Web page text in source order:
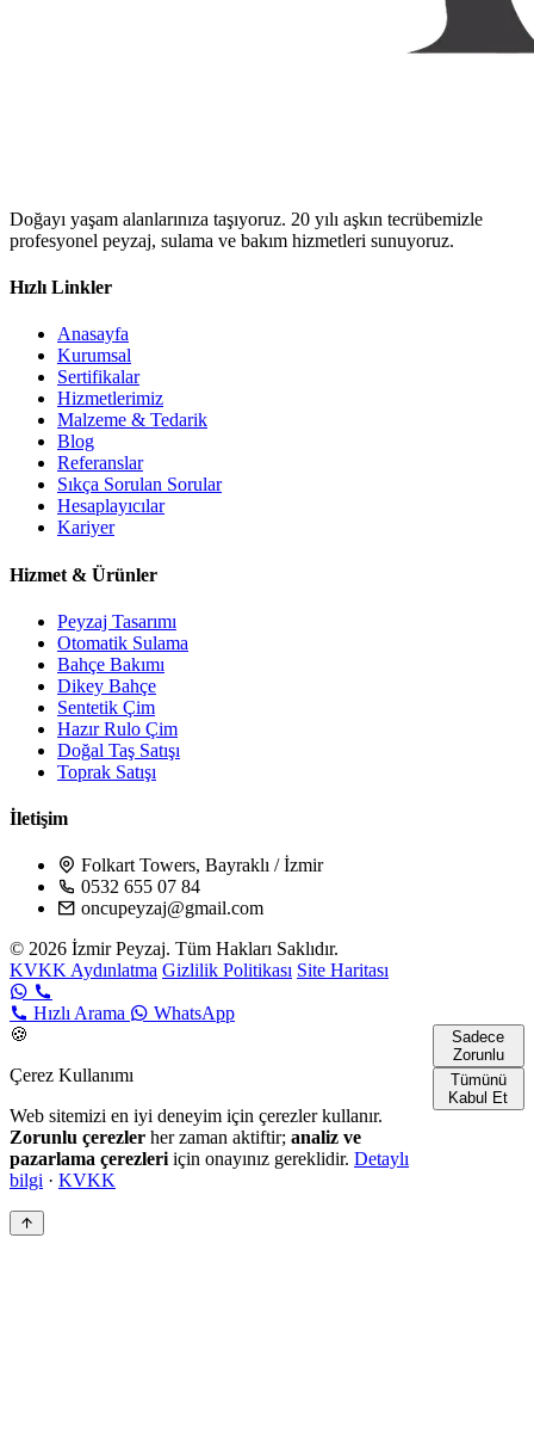
Doğayı yaşam alanlarınıza taşıyoruz. 20 yılı aşkın tecrübemizle
profesyonel peyzaj, sulama ve bakım hizmetleri sunuyoruz.
Hızlı Linkler
Anasayfa
Kurumsal
Sertifikalar
Hizmetlerimiz
Malzeme & Tedarik
Blog
Referanslar
Sıkça Sorulan Sorular
Hesaplayıcılar
Kariyer
Hizmet & Ürünler
Peyzaj Tasarımı
Otomatik Sulama
Bahçe Bakımı
Dikey Bahçe
Sentetik Çim
Hazır Rulo Çim
Doğal Taş Satışı
Toprak Satışı
İletişim
Folkart Towers, Bayraklı / İzmir
0532 655 07 84
oncupeyzaj@gmail.com
© 2026 İzmir Peyzaj. Tüm Hakları Saklıdır.
KVKK Aydınlatma Gizlilik Politikası Site Haritası
Hızlı Arama
WhatsApp
🍪
Çerez Kullanımı
Web sitemizi en iyi deneyim için çerezler kullanır.
Zorunlu çerezler her zaman aktiftir; analiz ve
pazarlama çerezleri için onayınız gereklidir. Detaylı
bilgi · KVKK
Sadece
Zorunlu
Tümünü
Kabul Et